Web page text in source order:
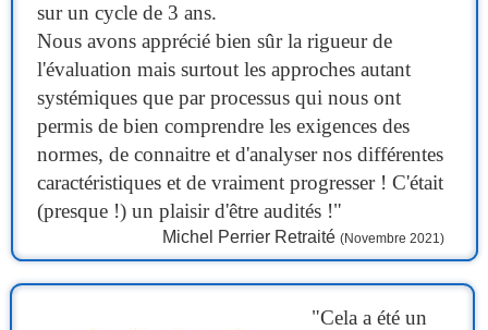
sur un cycle de 3 ans.
Nous avons apprécié bien sûr la rigueur de
l'évaluation mais surtout les approches autant
systémiques que par processus qui nous ont
permis de bien comprendre les exigences des
normes, de connaitre et d'analyser nos différentes
caractéristiques et de vraiment progresser ! C'était
(presque !) un plaisir d'être audités !"
Michel Perrier Retraité (Novembre 2021)
"Cela a été un